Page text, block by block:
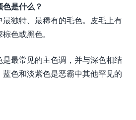
是什么？
独特、最稀有的毛色。皮毛上有
色或黑色。
最常见的主色调，并与深色相结
色和淡紫色是恶霸中其他罕见的